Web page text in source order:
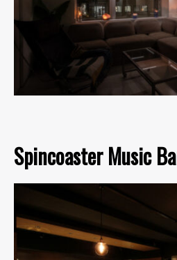
Spincoaster Music